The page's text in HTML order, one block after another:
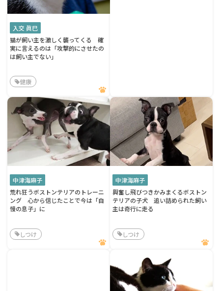
入交 眞巳
猫が飼い主を激しく襲ってくる 確
実に言えるのは「攻撃的にさせたの
は飼い主でない」
健康
中津海麻子
荒れ狂うボストンテリアのトレーニ
ング 心から信じたことで今は「自
慢の息子」に
しつけ
中津海麻子
興奮し飛びつきかみまくるボストン
テリアの子犬 追い詰められた飼い
主は奇行に走る
しつけ